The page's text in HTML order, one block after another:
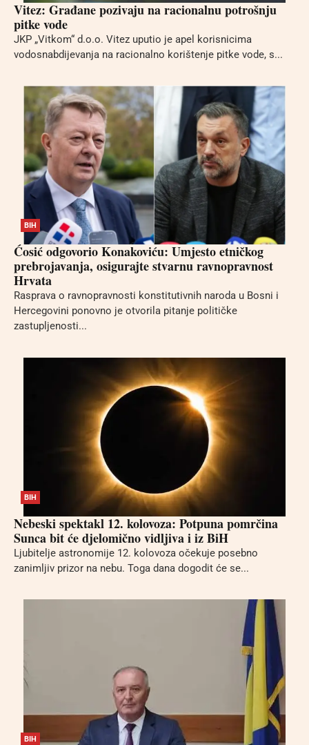
Vitez: Građane pozivaju na racionalnu potrošnju
pitke vode
JKP „Vitkom“ d.o.o. Vitez uputio je apel korisnicima
vodosnabdijevanja na racionalno korištenje pitke vode, s...
BIH
Ćosić odgovorio Konakoviću: Umjesto etničkog
prebrojavanja, osigurajte stvarnu ravnopravnost
Hrvata
Rasprava o ravnopravnosti konstitutivnih naroda u Bosni i
Hercegovini ponovno je otvorila pitanje političke
zastupljenosti...
BIH
Nebeski spektakl 12. kolovoza: Potpuna pomrčina
Sunca bit će djelomično vidljiva i iz BiH
Ljubitelje astronomije 12. kolovoza očekuje posebno
zanimljiv prizor na nebu. Toga dana dogodit će se...
BIH